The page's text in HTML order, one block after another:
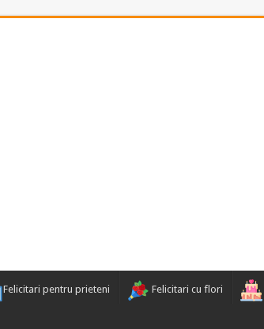
Felicitari pentru prieteni Felicitari cu flori